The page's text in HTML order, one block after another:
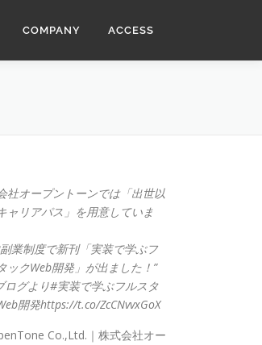
COMPANY ACCESS
社オープントーンでは「出世以
ャリアパス」を用意していま
業制度で新刊「実装で学ぶフ
ックWeb開発」が出ました！”
ログより#実装で学ぶフルスタ
開発https://t.co/ZcCNvvxGoX
Co.,Ltd.｜株式会社オー